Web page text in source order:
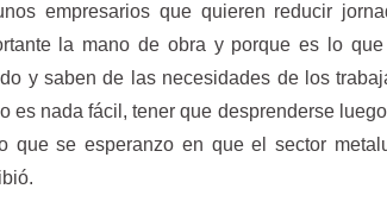
empresarios que quieren reducir
la mano de obra y porque es lo
y saben de las necesidades de los
es nada fácil, tener que desprenderse
que se esperanzo en que el sector